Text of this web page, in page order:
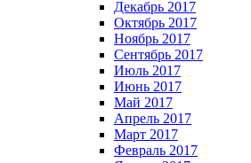
Декабрь 2017
Октябрь 2017
Ноябрь 2017
Сентябрь 2017
Июль 2017
Июнь 2017
Май 2017
Апрель 2017
Март 2017
Февраль 2017